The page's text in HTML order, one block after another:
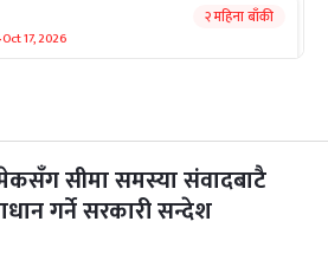
Oct 17, 2026
२ महिना बाँकी
20, 2026
२ महिना बाँकी
सीमा समस्या संवादबाटै
गर्ने सरकारी सन्देश